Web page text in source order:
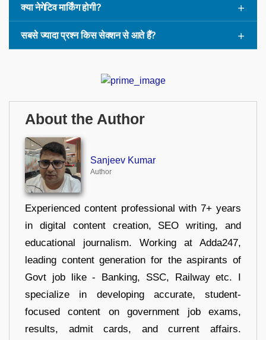
क्या नेगेटिव मार्किंग होगी?
सबसे ज्यादा प्रश्न किस सेक्शन से आते हैं?
About the Author
Sanjeev Kumar
Author
Experienced content professional with 7+ years
in digital content creation, SEO writing, and
educational journalism. Working at Adda247,
leading content generation for the aspirants of
Govt job like - Banking, SSC, Railway etc. I
specialize in developing accurate, student-
focused content on government job exams,
results, admit cards, and current affairs.